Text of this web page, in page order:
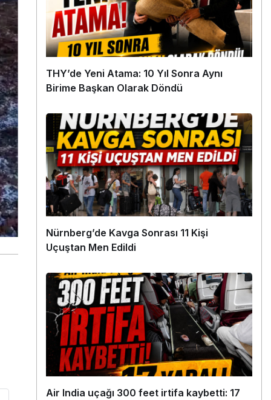
THY’de Yeni Atama: 10 Yıl Sonra Aynı
Birime Başkan Olarak Döndü
Nürnberg’de Kavga Sonrası 11 Kişi
Uçuştan Men Edildi
Air India uçağı 300 feet irtifa kaybetti: 17